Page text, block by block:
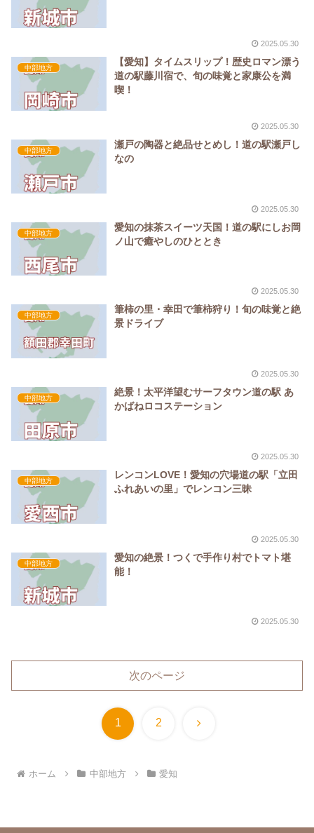
2025.05.30
中部地方
【愛知】タイムスリップ！歴史ロマン漂う
道の駅藤川宿で、旬の味覚と家康公を満
喫！
2025.05.30
中部地方
瀬戸の陶器と絶品せとめし！道の駅瀬戸し
なの
2025.05.30
中部地方
愛知の抹茶スイーツ天国！道の駅にしお岡
ノ山で癒やしのひととき
2025.05.30
中部地方
筆柿の里・幸田で筆柿狩り！旬の味覚と絶
景ドライブ
2025.05.30
中部地方
絶景！太平洋望むサーフタウン道の駅 あ
かばねロコステーション
2025.05.30
中部地方
レンコンLOVE！愛知の穴場道の駅「立田
ふれあいの里」でレンコン三昧
2025.05.30
中部地方
愛知の絶景！つくで手作り村でトマト堪
能！
2025.05.30
次のページ
1 2 次
ホーム 中部地方 愛知